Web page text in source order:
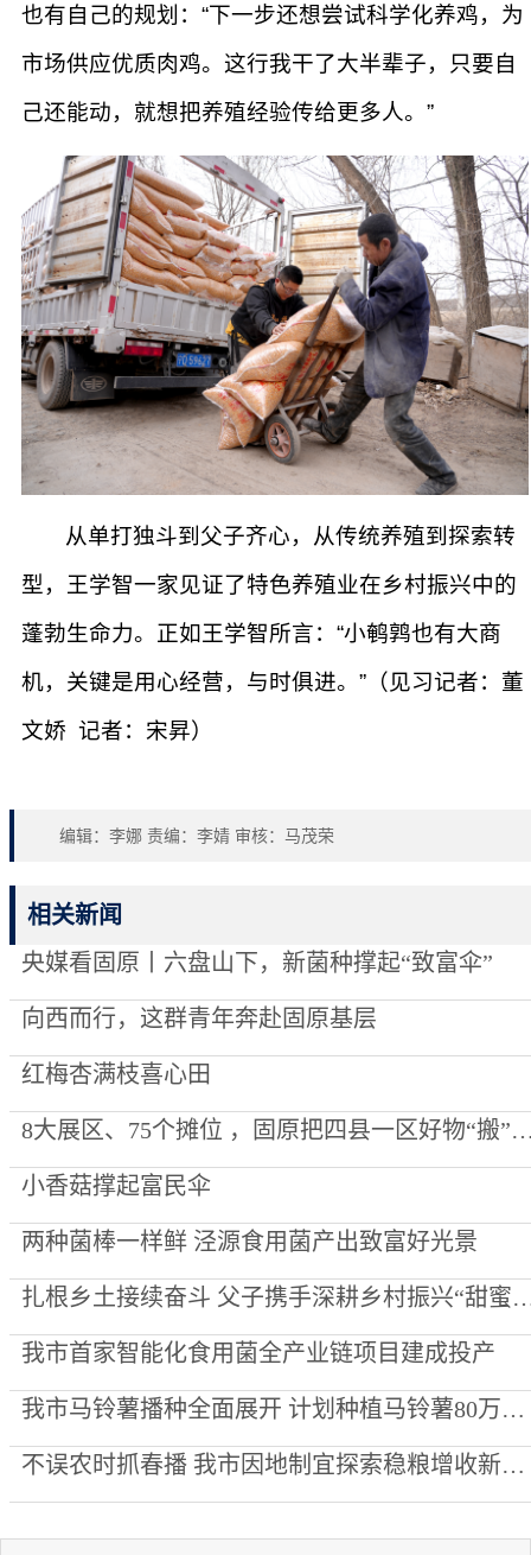
也有自己的规划：“下一步还想尝试科学化养鸡，为
市场供应优质肉鸡。这行我干了大半辈子，只要自
己还能动，就想把养殖经验传给更多人。”
从单打独斗到父子齐心，从传统养殖到探索转
型，王学智一家见证了特色养殖业在乡村振兴中的
蓬勃生命力。正如王学智所言：“小鹌鹑也有大商
机，关键是用心经营，与时俱进。”（见习记者：董
文娇 记者：宋昇）
编辑：李娜 责编：李婧 审核：马茂荣
相关新闻
央媒看固原丨六盘山下，新菌种撑起“致富伞”
向西而行，这群青年奔赴固原基层
红梅杏满枝喜心田
8大展区、75个摊位 ，固原把四县一区
小香菇撑起富民伞
两种菌棒一样鲜 泾源食用菌产出致富好光景
扎根乡土接续奋斗 父子携手深
我市首家智能化食用菌全产业链项目建成投产
我市马铃薯播种全面展开 计划种植马铃薯80万亩 全产业链产值预计60亿元
不误农时抓春播 我市因地制宜探索稳粮增收新路径